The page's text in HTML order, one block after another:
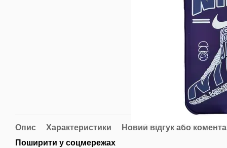
Опис Характеристики
Новий відгук або
Поширити у соцмережах